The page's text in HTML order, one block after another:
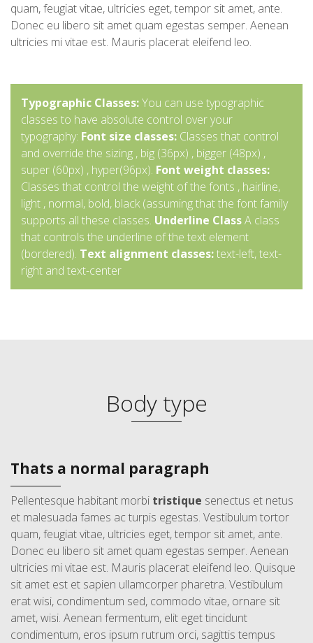
quam, feugiat vitae, ultricies eget, tempor sit amet, ante.
Donec eu libero sit amet quam egestas semper. Aenean
ultricies mi vitae est. Mauris placerat eleifend leo.
Typographic Classes:You can use typographic
classes to have absolute control over your
typography: Font size classes: Classes that control
and override the sizing , big (36px) , bigger (48px) ,
super (60px) , hyper(96px). Font weight classes:
Classes that control the weight of the fonts , hairline,
light , normal, bold, black (assuming that the font family
supports all these classes. Underline ClassA class
that controls the underline of the text element
(bordered). Text alignment classes:text-left, text-
right and text-center
Body type
Thats a normal paragraph
Pellentesque habitant morbi tristique senectus et netus
et malesuada fames ac turpis egestas. Vestibulum tortor
quam, feugiat vitae, ultricies eget, tempor sit amet, ante.
Donec eu libero sit amet quam egestas semper. Aenean
ultricies mi vitae est. Mauris placerat eleifend leo. Quisque
sit amet est et sapien ullamcorper pharetra. Vestibulum
erat wisi, condimentum sed, commodo vitae, ornare sit
amet, wisi. Aenean fermentum, elit eget tincidunt
condimentum, eros ipsum rutrum orci, sagittis tempus